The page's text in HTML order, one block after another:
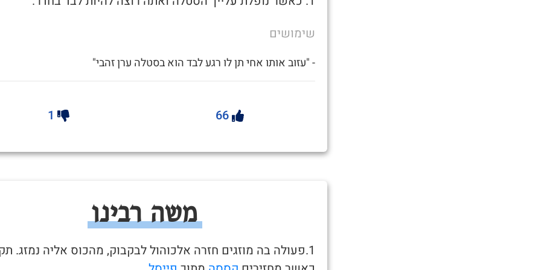
שימושים
- "עזוב אותו אחי תן לו רגע לבד הוא בסטלה ערן זהבי"
66
1
משה רבינו
1.פעולה בה מוזגים חזרה אלכוהול לבקבוק, מהכוס אליה נמזג.